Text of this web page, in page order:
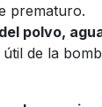
prematuro.
polvo,
de la